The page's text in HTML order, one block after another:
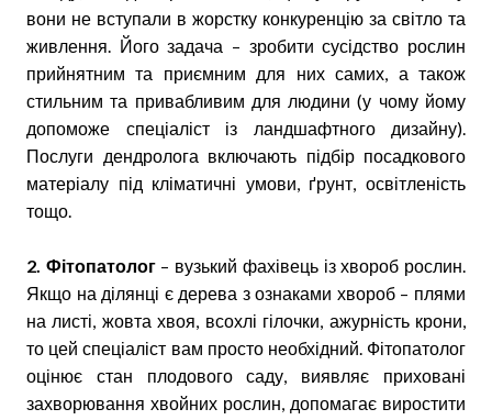
вони не вступали в жорстку конкуренцію за світло та
живлення. Його задача – зробити сусідство рослин
прийнятним та приємним для них самих, а також
стильним та привабливим для людини (у чому йому
допоможе спеціаліст із ландшафтного дизайну).
Послуги дендролога включають підбір посадкового
матеріалу під кліматичні умови, ґрунт, освітленість
тощо.
2. Фітопатолог– вузький фахівець із хвороб рослин.
Якщо на ділянці є дерева з ознаками хвороб – плями
на листі, жовта хвоя, всохлі гілочки, ажурність крони,
то цей спеціаліст вам просто необхідний. Фітопатолог
оцінює стан плодового саду, виявляє приховані
захворювання хвойних рослин, допомагає виростити